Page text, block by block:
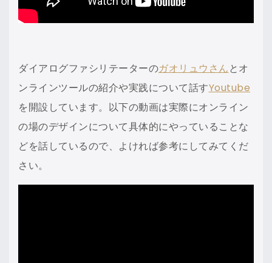
ダイアログファシリテーターのガオリュウさん とオ
ンラインツールの紹介や実践について話すYoutube
を開設しています。以下の動画は実際にオンライン
の場のデザインについて具体的にやっていることな
どを話しているので、よければ参考にしてみてくだ
さい。